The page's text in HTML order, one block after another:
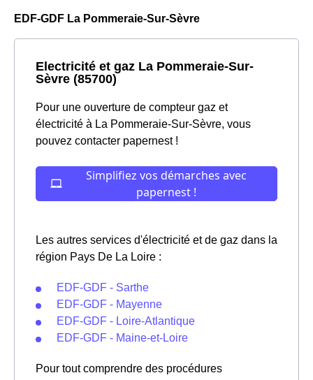
EDF-GDF La Pommeraie-Sur-Sèvre
Electricité et gaz La Pommeraie-Sur-
Sèvre (85700)
Pour une ouverture de compteur gaz et
électricité à La Pommeraie-Sur-Sèvre, vous
pouvez contacter papernest !
Les autres services d'électricité et de gaz dans la
région Pays De La Loire :
EDF-GDF - Sarthe
EDF-GDF - Mayenne
EDF-GDF - Loire-Atlantique
EDF-GDF - Maine-et-Loire
Pour tout comprendre des procédures